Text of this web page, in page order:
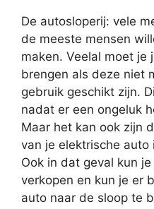
De autosloperij: vele
de meeste mensen
maken. Veelal moet je
brengen als deze niet
gebruik geschikt zijn.
nadat er een ongeluk
Maar het kan ook zijn
van je elektrische auto
Ook in dat geval kun
verkopen en kun je er
auto naar de sloop te